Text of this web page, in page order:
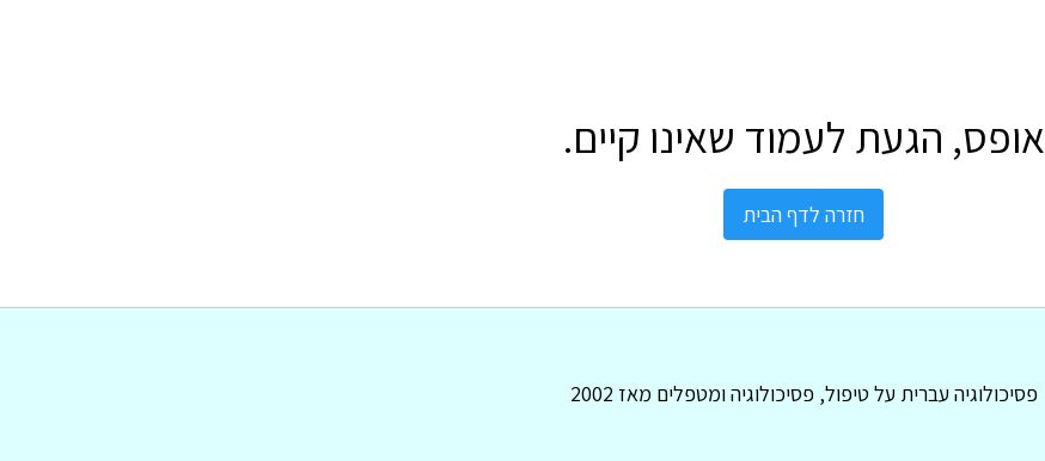
אופס, הגעת לעמוד שאינו קיים.
חזרה לדף הבית
פסיכולוגיה עברית על טיפול, פסיכולוגיה ומטפלים מאז 2002